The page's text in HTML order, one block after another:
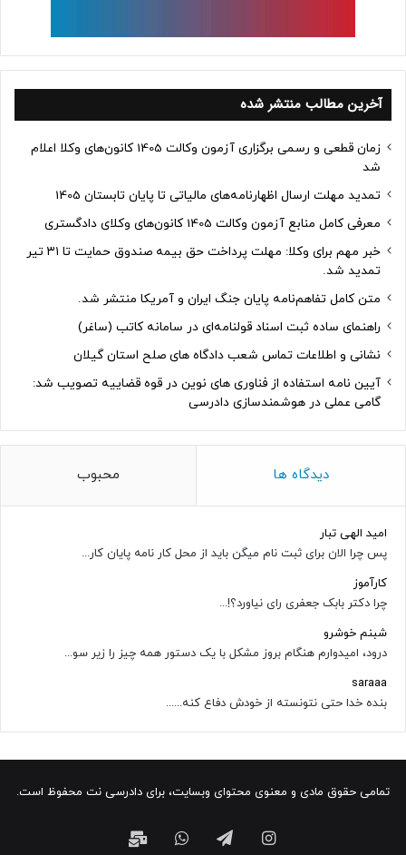
آخرین مطالب منتشر شده
زمان قطعی و رسمی برگزاری آزمون وکالت 1405 کانون‌های وکلا اعلام
شد
تمدید مهلت ارسال اظهارنامه‌های مالیاتی تا پایان تابستان 1405
معرفی کامل منابع آزمون وکالت 1405 کانون‌های وکلای دادگستری
خبر مهم برای وکلا: مهلت پرداخت حق بیمه صندوق حمایت تا ۳۱ تیر
تمدید شد.
متن کامل تفاهم‌نامه پایان جنگ ایران و آمریکا منتشر شد.
راهنمای ساده ثبت اسناد قولنامه‌ای در سامانه کاتب (ساغر)
نشانی و اطلاعات تماس شعب دادگاه های صلح استان گیلان
آیین نامه استفاده از فناوری های نوین در قوه قضاییه تصویب شد:
گامی عملی در هوشمندسازی دادرسی
دیدگاه ها محبوب
امید الهی تبار
پس چرا الان برای ثبت نام میگن باید از محل کار نامه پایان کار...
کارآموز
چرا دکتر بابک جعفری رای نیاورد؟!...
شبنم خوشرو
درود، امیدوارم هنگام بروز مشکل با یک دستور همه چیز را زیر سو...
saraaa
بنده خدا حتی نتونسته از خودش دفاع کنه......
تمامی حقوق مادی و معنوی محتوای وبسایت، برای دادرسی نت محفوظ است.
اینستاگرامتلگرامواتس ایمیل